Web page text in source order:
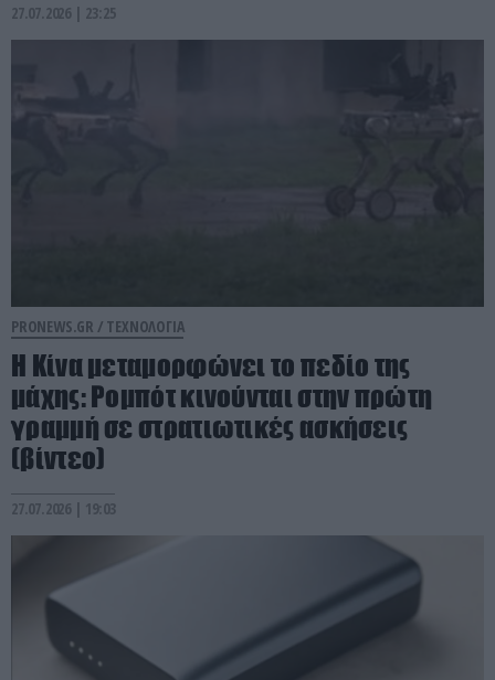
27.07.2026 | 23:25
PRONEWS.GR / ΤΕΧΝΟΛΟΓΙΑ
Η Κίνα μεταμορφώνει το πεδίο της
μάχης: Ρομπότ κινούνται στην πρώτη
γραμμή σε στρατιωτικές ασκήσεις
(βίντεο)
27.07.2026 | 19:03